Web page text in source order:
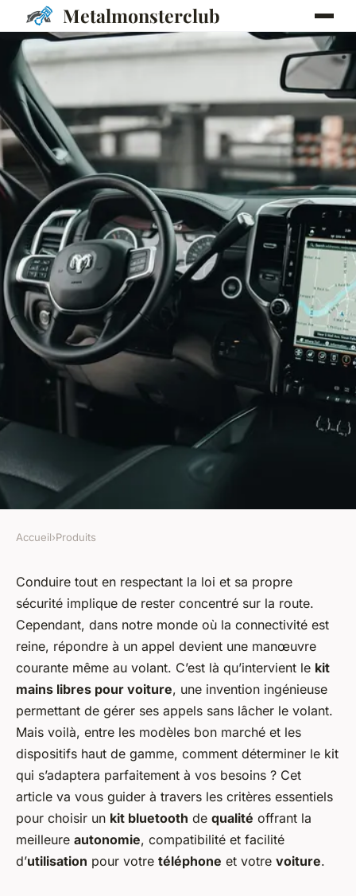
Metalmonsterclub
Comment choisir un kit mains
libres de qualité pour votre
voiture ?
Pauline•24 décembre 2023• 4 min de lecture
Accueil›Produits
Conduire tout en respectant la loi et sa propre
sécurité implique de rester concentré sur la route.
Cependant, dans notre monde où la connectivité est
reine, répondre à un appel devient une manœuvre
courante même au volant. C’est là qu’intervient le kit
mains libres pour voiture, une invention ingénieuse
permettant de gérer ses appels sans lâcher le volant.
Mais voilà, entre les modèles bon marché et les
dispositifs haut de gamme, comment déterminer le kit
qui s’adaptera parfaitement à vos besoins ? Cet
article va vous guider à travers les critères essentiels
pour choisir un kit bluetooth de qualité offrant la
meilleure autonomie, compatibilité et facilité
d’utilisation pour votre téléphone et votre voiture.